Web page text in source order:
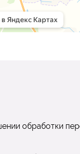
обработки